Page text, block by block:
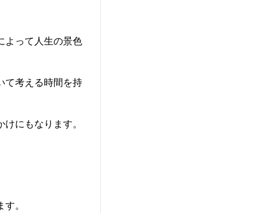
よって人生の景色
て考える時間を持
にもなります。
。